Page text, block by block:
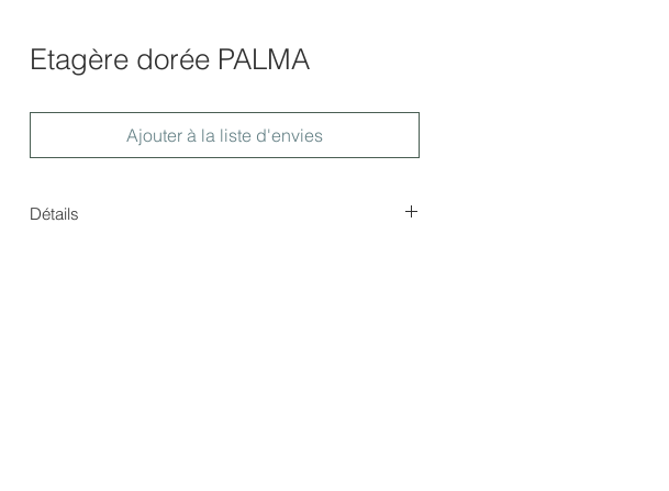
Etagère dorée PALMA
Ajouter à la liste d'envies
Détails